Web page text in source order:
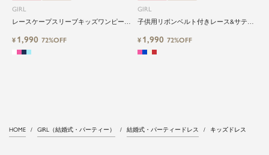
GIRL
レースケープスリーブキッズワンピース
¥ 1,990 72%OFF
GIRL
子供用リボンベルト付きレース&サテン
¥ 1,990 72%OFF
HOME GIRL（結婚式・パーティー） 結婚式・パーティードレス キッズドレス